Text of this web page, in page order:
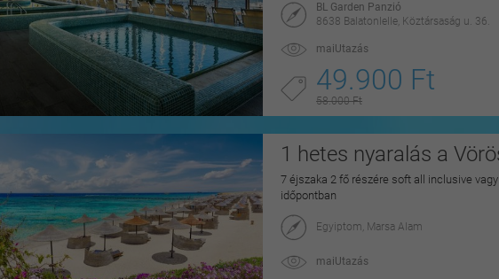
BL Garden Panzió
8638 Balatonlelle, Köztársaság u. 36.
maiUtazás
49.900 Ft
58.000 Ft
1 hetes nyaralás a
7 éjszaka 2 fő részére soft all inclusive
időpontban
Egyiptom, Marsa Alam
maiUtazás